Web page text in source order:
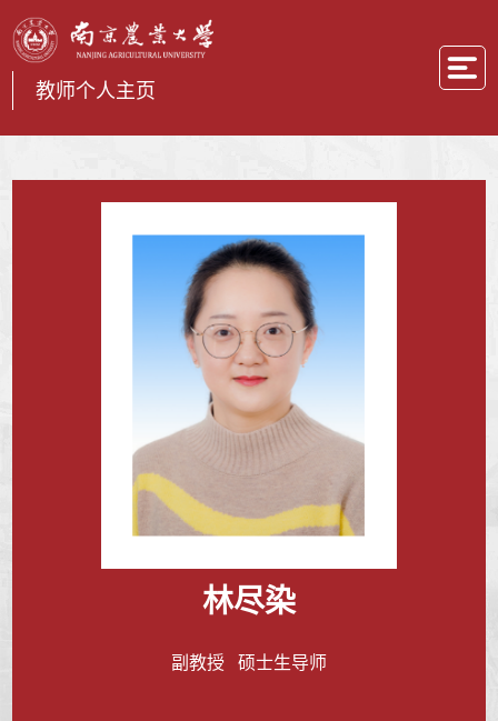
教师个人主页
林尽染
副教授 硕士生导师